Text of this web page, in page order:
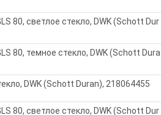
80, светлое стекло, DWK (Schott Dur
80, темное стекло, DWK (Schott Dura
DWK (Schott Duran), 218064455
80, светлое стекло, DWK (Schott Dur